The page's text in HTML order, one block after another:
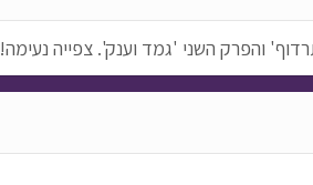
והפרק השני 'גמד וענק'. צפייה נעימה!